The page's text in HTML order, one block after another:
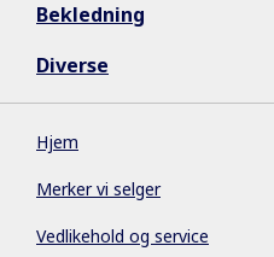
Bekledning
Diverse
Hjem
Merker vi selger
Vedlikehold og service